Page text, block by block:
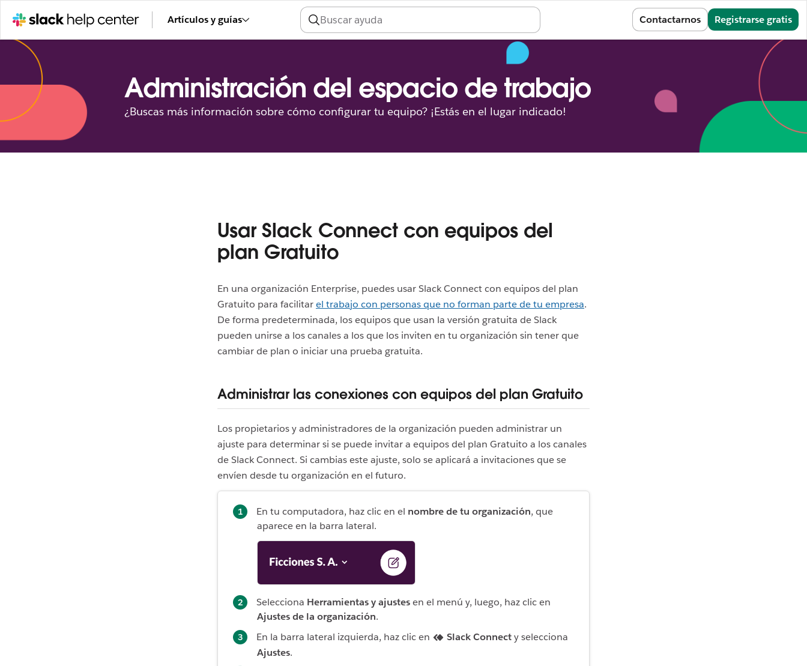
Artículos y guías Contactarnos Registrarse gratis
Administración del espacio de trabajo
¿Buscas más información sobre cómo configurar tu equipo? ¡Estás en el lugar indicado!
Usar Slack Connect con equipos del
plan Gratuito
En una organización Enterprise, puedes usar Slack Connect con equipos del plan
Gratuito para facilitarel trabajo con personas que no forman parte de tu empresa.
De forma predeterminada, los equipos que usan la versión gratuita de Slack
pueden unirse a los canales a los que los inviten en tu organización sin tener que
cambiar de plan o iniciar una prueba gratuita.
Administrar las conexiones con equipos del plan Gratuito
Los propietarios y administradores de la organización pueden administrar un
ajuste para determinar si se puede invitar a equipos del plan Gratuito a los canales
de Slack Connect. Si cambias este ajuste, solo se aplicará a invitaciones que se
envíen desde tu organización en el futuro.
En tu computadora, haz clic en el nombre de tu organización, que
aparece en la barra lateral.
Selecciona Herramientas y ajustesen el menú y, luego, haz clic en
Ajustes de la organización.
En la barra lateral izquierda, haz clic en
Slack Connecty selecciona
Ajustes.